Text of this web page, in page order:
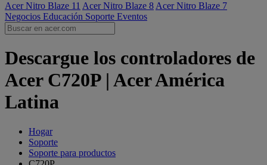
Acer Nitro Blaze 11 Acer Nitro Blaze 8 Acer Nitro Blaze 7
Negocios Educación Soporte Eventos
Descargue los controladores de
Acer C720P | Acer América
Latina
Hogar
Soporte
Soporte para productos